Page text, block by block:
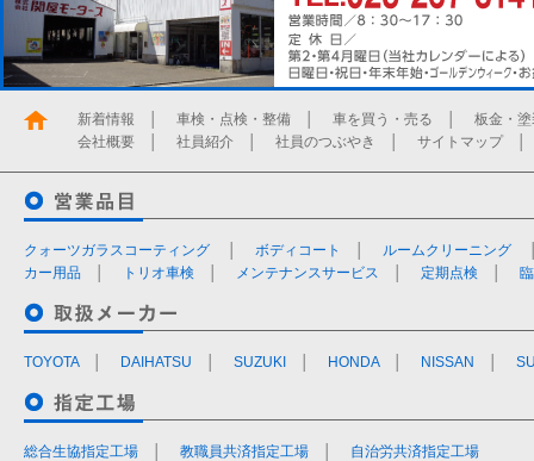
新着情報 車検・点検・整備 車を買う・売る
板金・
会社概要
社員紹介 社員のつぶやき サイトマップ
クォーツガラスコーティング ボディコート ルームクリーニング
カー用品
トリオ車検 メンテナンスサービス 定期点検
TOYOTA│ DAIHATSU SUZUKI HONDA│ NISSAN
総合生協指定工場 教職員共済指定工場 自治労共済指定工場